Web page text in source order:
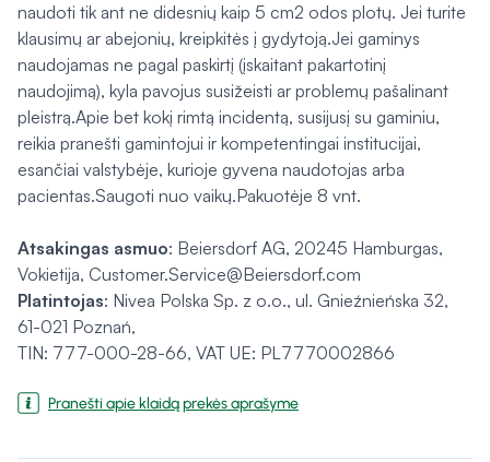
naudoti tik ant ne didesnių kaip 5 cm2 odos plotų. Jei turite
klausimų ar abejonių, kreipkitės į gydytoją.Jei gaminys
naudojamas ne pagal paskirtį (įskaitant pakartotinį
naudojimą), kyla pavojus susižeisti ar problemų pašalinant
pleistrą.Apie bet kokį rimtą incidentą, susijusį su gaminiu,
reikia pranešti gamintojui ir kompetentingai institucijai,
esančiai valstybėje, kurioje gyvena naudotojas arba
pacientas.Saugoti nuo vaikų.Pakuotėje 8 vnt.
Atsakingas asmuo: Beiersdorf AG, 20245 Hamburgas,
Vokietija, Customer.Service@Beiersdorf.com
Platintojas: Nivea Polska Sp. z o.o., ul. Gnieźnieńska 32,
61-021 Poznań,
TIN: 777-000-28-66, VAT UE: PL7770002866
Pranešti apie klaidą prekės aprašyme